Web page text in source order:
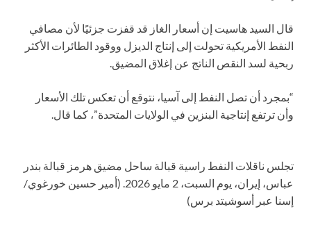
قال السيد هاسيت إن أسعار الغاز قد قفزت جزئيًا لأن مصافي
النفط الأمريكية تحولت إلى إنتاج الديزل ووقود الطائرات الأكثر
ربحية لسد النقص الناتج عن إغلاق المضيق.
“بمجرد أن تصل النفط إلى آسيا، نتوقع أن تعكس تلك الأسعار
وأن ترتفع إنتاجية البنزين في الولايات المتحدة”، كما قال.
تجلس ناقلات النفط راسية قبالة ساحل مضيق هرمز قبالة بندر
عباس، إيران، يوم السبت، 2 مايو 2026. (أمير حسين خورغوي/
إسنا عبر أسوشيتد برس)